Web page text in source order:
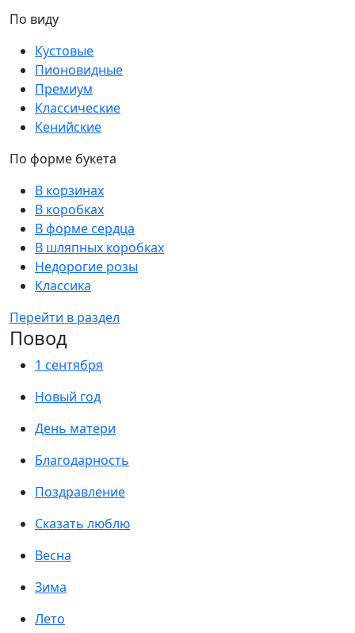
По виду
Кустовые
Пионовидные
Премиум
Классические
Кенийские
По форме букета
В корзинах
В коробках
В форме сердца
В шляпных коробках
Недорогие розы
Классика
Перейти в раздел
Повод
1 сентября
Новый год
День матери
Благодарность
Поздравление
Сказать люблю
Весна
Зима
Лето